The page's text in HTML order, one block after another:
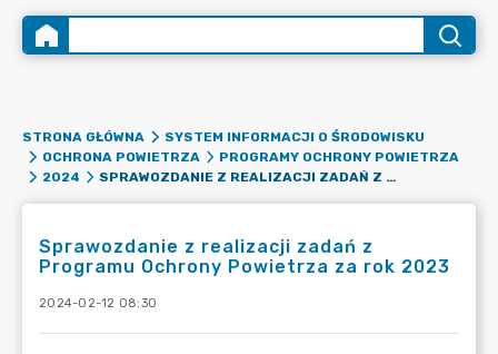
STRONA GŁÓWNA
SYSTEM INFORMACJI O ŚRODOWISKU
OCHRONA POWIETRZA
PROGRAMY OCHRONY POWIETRZA
2024
SPRAWOZDANIE Z REALIZACJI ZADAŃ Z PROGRAMU OCHRONY POWIETRZA ZA ROK 2023
Sprawozdanie z realizacji zadań z
Programu Ochrony Powietrza za rok 2023
2024-02-12 08:30